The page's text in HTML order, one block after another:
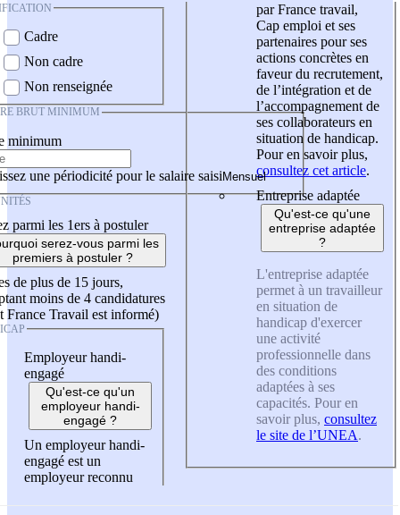
Cadre
Non cadre
Non renseignée
BRUT MINIMUM
minimum
une périodicité pour le salaire saisi
parmi les 1ers à postuler
serez-vous parmi les
premiers à postuler ?
de plus de 15 jours,
moins de 4 candidatures
France Travail est informé)
Employeur handi-
engagé
Qu'est-ce qu'un
employeur handi-
engagé ?
Un employeur handi-
engagé est un
employeur reconnu
par France travail,
Cap emploi et ses
partenaires pour ses
actions concrètes en
faveur du recrutement,
de l’intégration et de
l’accompagnement de
ses collaborateurs en
situation de handicap.
Pour en savoir plus,
consultez cet article.
Entreprise adaptée
Qu'est-ce qu'une
entreprise adaptée
?
L'entreprise adaptée
permet à un travailleur
en situation de
handicap d'exercer
une activité
professionnelle dans
des conditions
adaptées à ses
capacités. Pour en
savoir plus, consultez
le site de l’UNEA.